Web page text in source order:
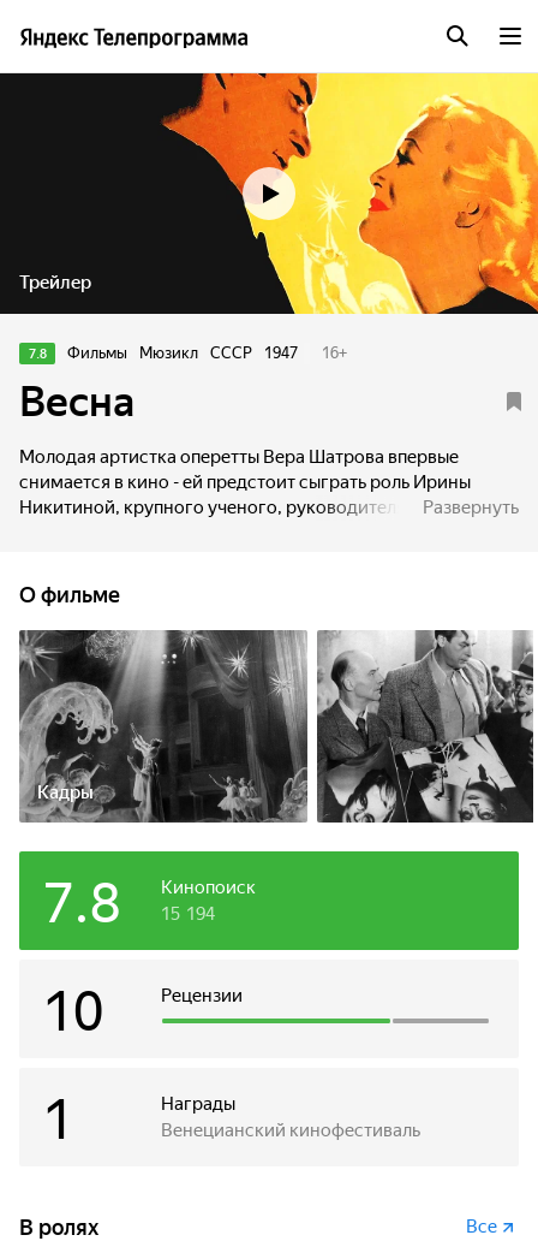
Трейлер
7.8 Фильмы Мюзикл СССР 1947 16+
Весна
Молодая артистка оперетты Вера Шатрова впервые
снимается в кино - ей предстоит сыграть роль Ирины
Никитиной, крупного ученого, руководителя Института
невероятных ситуациях, и каждая встречает свою любовь.
Развернуть
О фильме
Кадры
Кинопоиск
7.8 15 194
Рецензии
10
Награды
1 Венецианский кинофестиваль
В ролях Все